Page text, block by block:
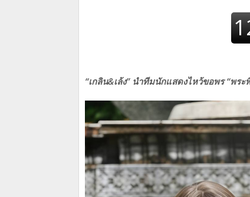
“เกลิน&เล้ง” นำทีมนักแสดงไหว้ขอพร “พร